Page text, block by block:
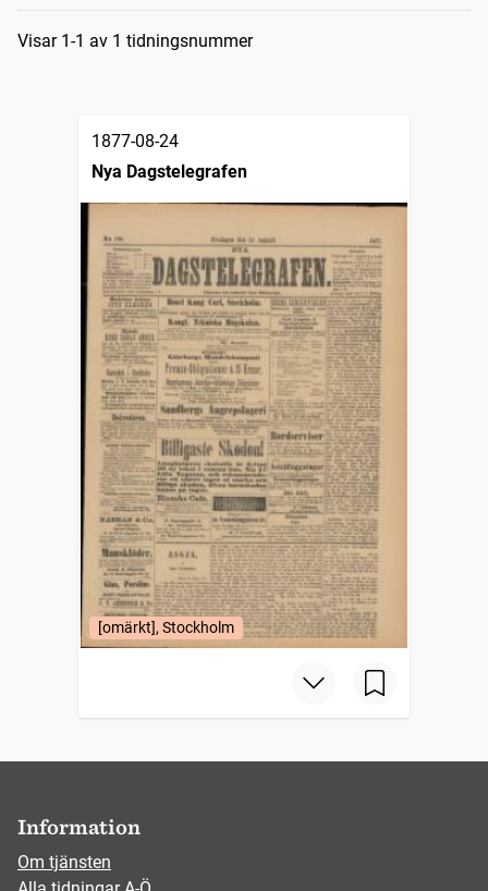
Sökresultat
Visar 1-1 av 1 tidningsnummer
1877-08-24
Nya Dagstelegrafen
[omärkt], Stockholm
Information
Om tjänsten